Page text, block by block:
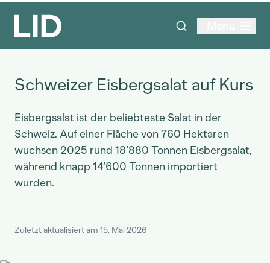
Schweizer Eisbergsalat auf Kurs
Eisbergsalat ist der beliebteste Salat in der
Schweiz. Auf einer Fläche von 760 Hektaren
wuchsen 2025 rund 18’880 Tonnen Eisbergsalat,
während knapp 14’600 Tonnen importiert
wurden.
Zuletzt aktualisiert am 15. Mai 2026